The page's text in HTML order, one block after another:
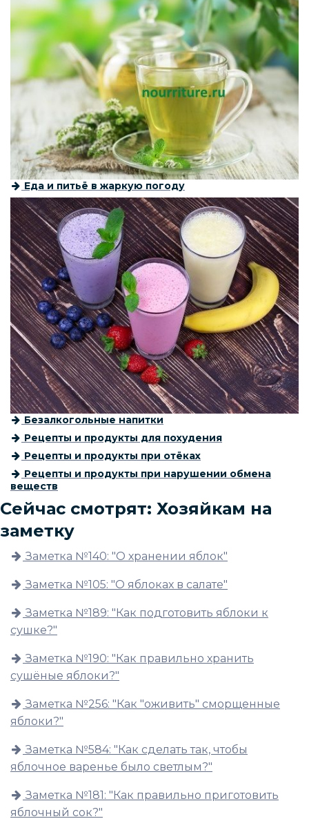
Еда и питьё в жаркую погоду
Безалкогольные напитки
Рецепты и продукты для похудения
Рецепты и продукты при отёках
Рецепты и продукты при нарушении обмена
веществ
Сейчас смотрят: Хозяйкам на
заметку
Заметка №140: "О хранении яблок"
Заметка №105: "О яблоках в салате"
Заметка №189: "Как подготовить яблоки к
сушке?"
Заметка №190: "Как правильно хранить
сушёные яблоки?"
Заметка №256: "Как "оживить" сморщенные
яблоки?"
Заметка №584: "Как сделать так, чтобы
яблочное варенье было светлым?"
Заметка №181: "Как правильно приготовить
яблочный сок?"